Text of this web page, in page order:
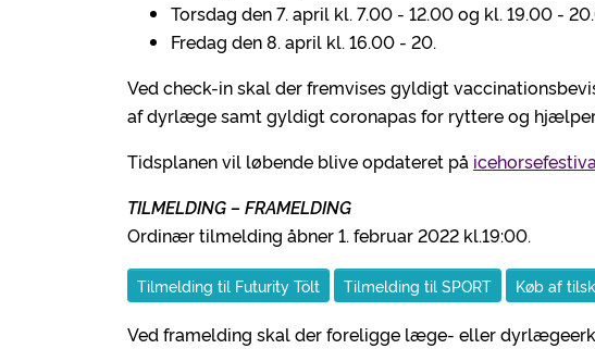
Torsdag den 7. april kl. 7.00 - 12.00 og kl. 19.00 -
Fredag den 8. april kl. 16.00 - 20.
Ved check-in skal der fremvises gyldigt
af dyrlæge samt gyldigt coronapas for ryttere og
Tidsplanen vil løbende blive opdateret på
TILMELDING – FRAMELDING
Ordinær tilmelding åbner 1. februar 2022 kl.19:00.
Tilmelding til Futurity Tölt Tilmelding til SPORT Køb af
Ved framelding skal der foreligge læge- eller